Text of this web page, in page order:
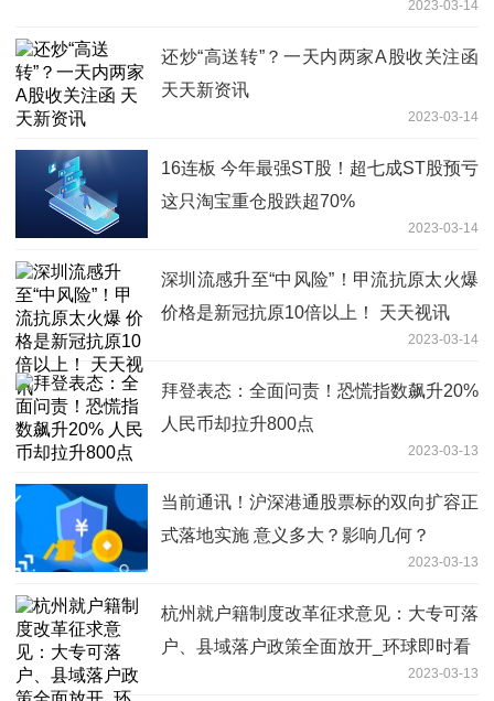
2023-03-14
还炒“高送转”？一天内两家A股收关注函
天天新资讯
2023-03-14
16连板 今年最强ST股！超七成ST股预亏
这只淘宝重仓股跌超70%
2023-03-14
深圳流感升至“中风险”！甲流抗原太火爆
价格是新冠抗原10倍以上！ 天天视讯
2023-03-14
拜登表态：全面问责！恐慌指数飙升20%
人民币却拉升800点
2023-03-13
当前通讯！沪深港通股票标的双向扩容正
式落地实施 意义多大？影响几何？
2023-03-13
杭州就户籍制度改革征求意见：大专可落
户、县域落户政策全面放开_环球即时看
2023-03-13